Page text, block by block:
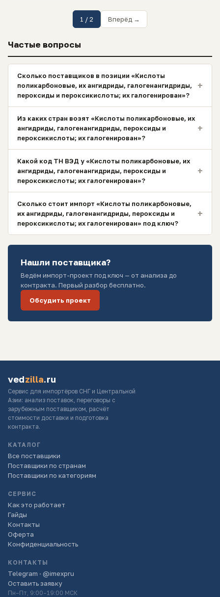
1 / 2 Вперёд →
Частые вопросы
Сколько поставщиков в позиции «Кислоты
поликарбоновые, их ангидриды, галогенангидриды,
пероксиды и пероксикислоты; их галогенирован»?
+
Из каких стран возят «Кислоты поликарбоновые, их
ангидриды, галогенангидриды, пероксиды и
пероксикислоты; их галогенирован»?
+
Какой код ТН ВЭД у «Кислоты поликарбоновые, их
ангидриды, галогенангидриды, пероксиды и
пероксикислоты; их галогенирован»?
+
Сколько стоит импорт «Кислоты поликарбоновые,
их ангидриды, галогенангидриды, пероксиды и
пероксикислоты; их галогенирован» под ключ?
+
Нашли поставщика?
Ведём импорт-проект под ключ — от анализа до
контракта. Первый разбор бесплатно.
Обсудить проект
vedzilla.ru
Сервис для импортёров СНГ и Центральной
Азии: анализ поставок, переговоры с
зарубежным поставщиком, расчёт
стоимости доставки и подготовка
контракта.
КАТАЛОГ
Все поставщики
Поставщики по странам
Поставщики по категориям
СЕРВИС
Как это работает
Гайды
Контакты
Оферта
Конфиденциальность
КОНТАКТЫ
Telegram · @imexpru
Оставить заявку
Пн–Пт, 9:00–19:00 МСК